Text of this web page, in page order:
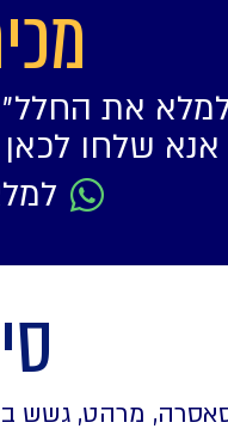
את
אנא שלחו
למלא
מרהט, גשש